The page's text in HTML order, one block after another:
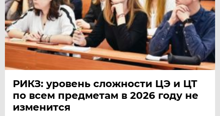
РИКЗ: уровень сложности ЦЭ и ЦТ
по всем предметам в 2026 году не
изменится